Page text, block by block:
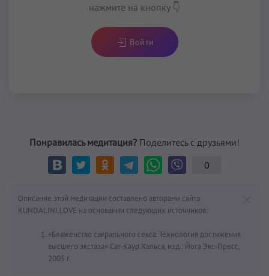
нажмите на кнопку 👇
Войти
Понравилась медитация? Поделитесь с друзьями!
0
Описание этой медитации составлено авторами сайта
KUNDALINI.LOVE на основании следующих источников:
«Блаженство сакрального секса. Технология достижения
высшего экстаза» Сат-Каур Хальса, изд.: Йога Экс-Пресс,
2005 г.